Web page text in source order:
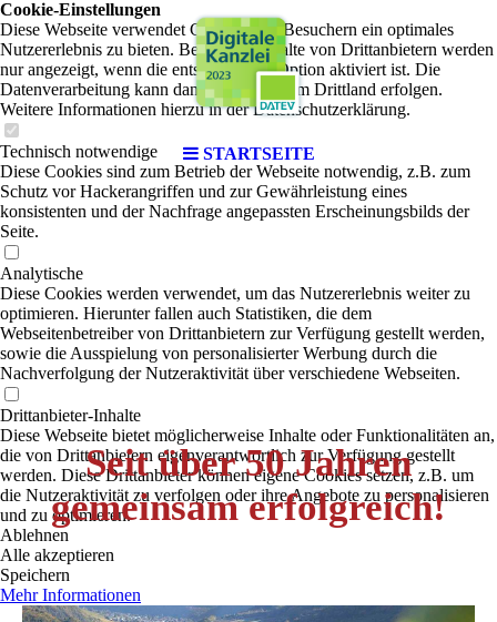
STARTSEITE
Seit über 50 Jahren
gemeinsam erfolgreich!
Cookie-Einstellungen
Diese Webseite verwendet Cookies, um Besuchern ein optimales
Nutzererlebnis zu bieten. Bestimmte Inhalte von Drittanbietern werden
nur angezeigt, wenn die entsprechende Option aktiviert ist. Die
Datenverarbeitung kann dann auch in einem Drittland erfolgen.
Weitere Informationen hierzu in der Datenschutzerklärung.
Technisch notwendige
Diese Cookies sind zum Betrieb der Webseite notwendig, z.B. zum
Schutz vor Hackerangriffen und zur Gewährleistung eines
konsistenten und der Nachfrage angepassten Erscheinungsbilds der
Seite.
Analytische
Diese Cookies werden verwendet, um das Nutzererlebnis weiter zu
optimieren. Hierunter fallen auch Statistiken, die dem
Webseitenbetreiber von Drittanbietern zur Verfügung gestellt werden,
sowie die Ausspielung von personalisierter Werbung durch die
Nachverfolgung der Nutzeraktivität über verschiedene Webseiten.
Drittanbieter-Inhalte
Diese Webseite bietet möglicherweise Inhalte oder Funktionalitäten an,
die von Drittanbietern eigenverantwortlich zur Verfügung gestellt
werden. Diese Drittanbieter können eigene Cookies setzen, z.B. um
die Nutzeraktivität zu verfolgen oder ihre Angebote zu personalisieren
und zu optimieren.
Ablehnen
Alle akzeptieren
Speichern
Mehr Informationen